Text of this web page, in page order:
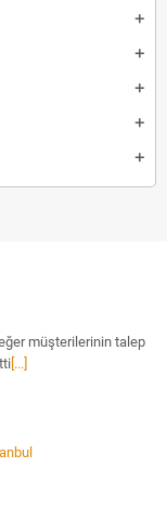
müşterilerinin talep
[...]